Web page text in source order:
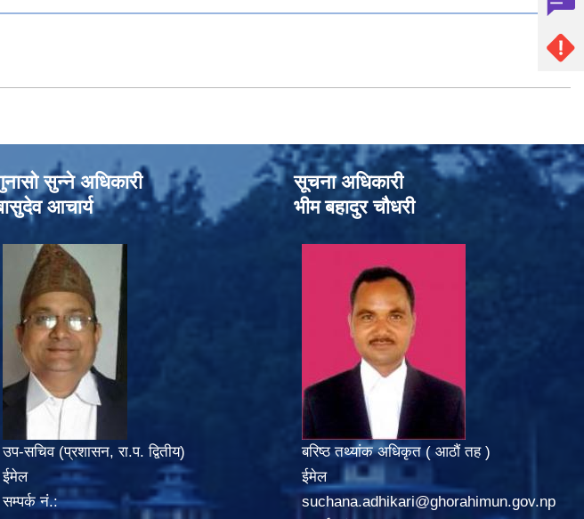
सुन्‍ने अधिकारी
आचार्य
उप-सचिव (प्रशासन, रा.प. द्वितीय)
ईमेल
सम्पर्क नं.:
सूचना अधिकारी
भीम बहादुर चौधरी
बरिष्ठ तथ्यांक अधिकृत ( आठौं तह )
ईमेल
suchana.adhikari@ghorahimun.gov.np